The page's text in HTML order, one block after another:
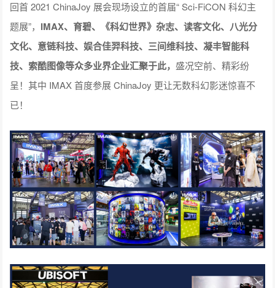
回首 2021 ChinaJoy 展会现场设立的首届“ Sci-FiCON 科幻主
题展”， IMAX、育碧、《科幻世界》杂志、读客文化、八光分
文化、意链科技、娱合佳羿科技、三间维科技、凝丰智能科
技、索酷图像等众多业界企业汇聚于此，盛况空前、精彩纷
呈！其中 IMAX 首度参展 ChinaJoy 更让无数科幻影迷惊喜不
已！